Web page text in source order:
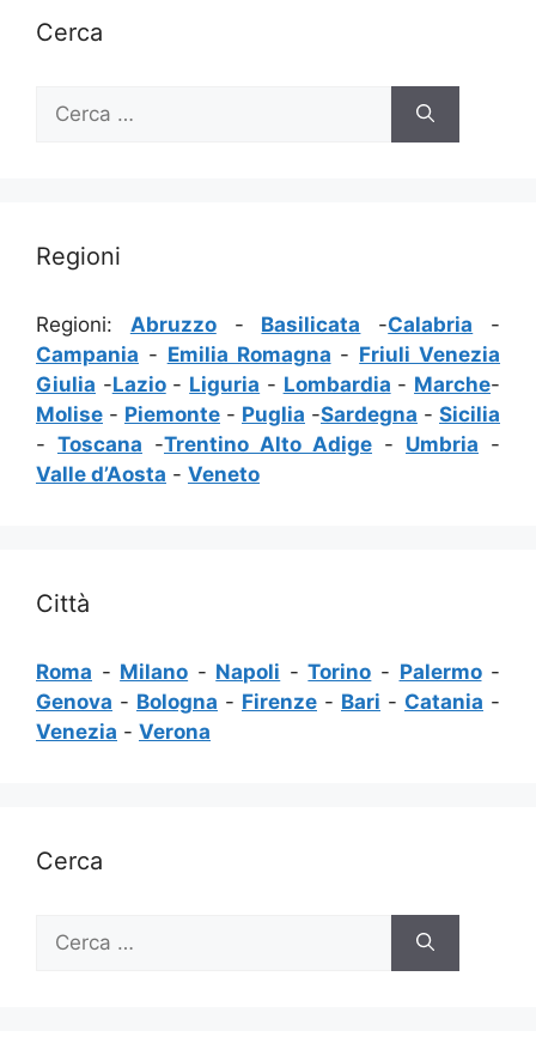
Cerca
per:
Regioni
Regioni: Abruzzo- Basilicata -Calabria -
Campania - Emilia Romagna - Friuli Venezia
Giulia -Lazio- Liguria - Lombardia - Marche-
Molise - Piemonte - Puglia -Sardegna - Sicilia
- Toscana -Trentino Alto Adige - Umbria -
Valle d’Aosta - Veneto
Città
Roma - Milano - Napoli -Torino - Palermo-
Genova - Bologna - Firenze - Bari - Catania -
Venezia - Verona
Cerca
per: